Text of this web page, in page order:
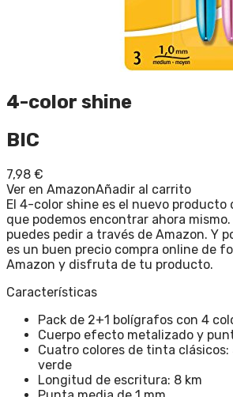
4-color shine
BIC
7,98 €
Ver en AmazonAñadir al carrito
El 4-color shine es el nuevo producto
que podemos encontrar ahora
puedes pedir a través de Amazon. Y
es un buen precio compra online de
Amazon y disfruta de tu producto.
Características
Pack de 2+1 bolígrafos con 4
Cuerpo efecto metalizado y
Cuatro colores de tinta clásicos:
verde
Longitud de escritura: 8 km